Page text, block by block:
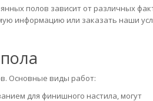
полов зависит от различных
информацию или заказать наши
Основные виды работ:
для финишного настила, могут